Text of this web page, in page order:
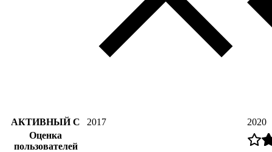
АКТИВНЫЙ С 2017
2020
Оценка
пользователей